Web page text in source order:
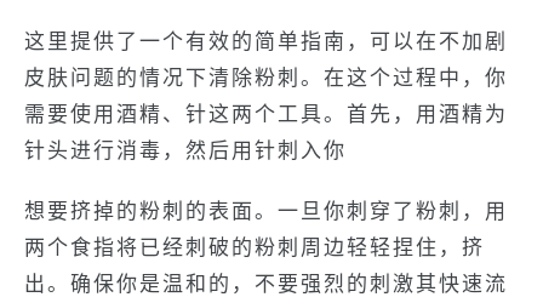
这里提供了一个有效的简单指南，可以在不加剧
皮肤问题的情况下清除粉刺。在这个过程中，你
需要使用酒精、针这两个工具。首先，用酒精为
针头进行消毒，然后用针刺入你
想要挤掉的粉刺的表面。一旦你刺穿了粉刺，用
两个食指将已经刺破的粉刺周边轻轻捏住，挤
出。确保你是温和的，不要强烈的刺激其快速流